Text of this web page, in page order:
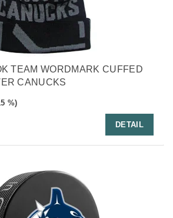
TEAM WORDMARK CUFFED
CANUCKS
%)
DETAIL